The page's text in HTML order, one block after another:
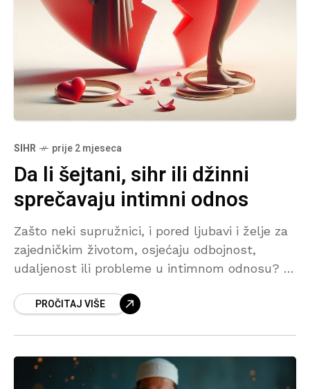
SIHR prije 2 mjeseca
Da li šejtani, sihr ili džinni
sprečavaju intimni odnos
Zašto neki supružnici, i pored ljubavi i želje za
zajedničkim životom, osjećaju odbojnost,
udaljenost ili probleme u intimnom odnosu? U
džinna, sihra za razdvajanje supružnika i
grijeha, pogleda i savremenih iskušenja koja
dodatno opterećuju bračne odnose.
PROČITAJ VIŠE